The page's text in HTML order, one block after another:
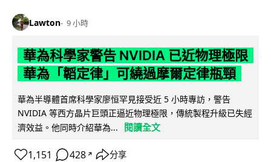
Lawton 9 小時
華為科學家警告 NVIDIA 已近物理極限
華為「韜定律」可繞過摩爾定律瓶頸
華為半導體首席科學家廖恒罕見接受近 5 小時專訪，警告
NVIDIA 等西方晶片巨頭正逼近物理極限，傳統製程升級已失經
濟效益。他同時介紹華為...
閱讀全文
1,151 428 ↗ 分享